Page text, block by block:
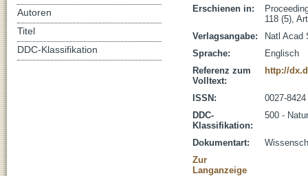
Erschienen in:
118 (5),
Verlagsangabe:
Natl Acad
Sprache:
Englisch
Referenz zum
Volltext:
http://
ISSN:
0027-8424
DDC-
Klassifikation:
500 -
Dokumentart:
Zur
Langanzeige
Autoren
Titel
DDC-Klassifikation